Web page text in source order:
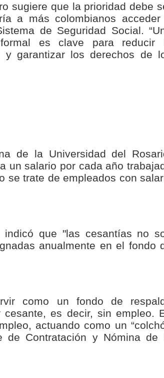
El Valle y la nación refuerzan
a las personas con discapacidad de
fortalece la respuesta frente a tres
un bus que estaba siendo lavado
Fábrica de Licores del Tolima alcanzó el 94
sugiere que la prioridad debe
a más colombianos
de Seguridad Social.
es clave para reducir
y garantizar los derechos de
de la Universidad del
un salario por cada año
se trate de empleados con
indicó que "las cesantías no
anualmente en el fondo
como un fondo de
es decir, sin empleo.
actuando como un
de Contratación y Nómina de